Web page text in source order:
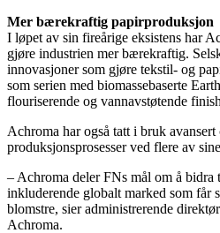
Mer bærekraftig papirproduksjon
I løpet av sin fireårige eksistens har
gjøre industrien mer bærekraftig.
innovasjoner som gjøre tekstil- og
som serien med biomassebaserte
flouriserende og vannavstøtende
Achroma har også tatt i bruk avansert
produksjonsprosesser ved flere av
– Achroma deler FNs mål om å bidra
inkluderende globalt marked som får
blomstre, sier administrerende
Achroma.